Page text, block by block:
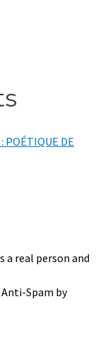
POÉTIQUE DE
a real person and
Spam by